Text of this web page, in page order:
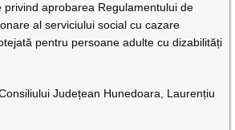
privind aprobarea Regulamentului de
al serviciului social cu cazare
pentru persoane adulte cu dizabilități
Județean Hunedoara, Laurențiu